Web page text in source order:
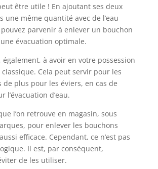
être utile ! En ajoutant ses deux
une même quantité avec de l’eau
parvenir à enlever un bouchon
évacuation optimale.
également, à avoir en votre possession
Cela peut servir pour les
de plus pour les éviers, en cas de
l’évacuation d’eau.
l’on retrouve en magasin, sous
pour enlever les bouchons
efficace. Cependant, ce n’est pas
Il est, par conséquent,
de les utiliser.